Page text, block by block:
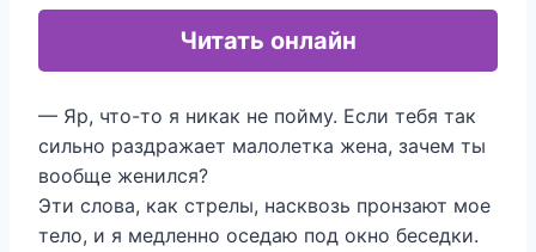
Читать онлайн
— Яр, что-то я никак не пойму. Если тебя так
сильно раздражает малолетка жена, зачем ты
вообще женился?
Эти слова, как стрелы, насквозь пронзают мое
тело, и я медленно оседаю под окно беседки.